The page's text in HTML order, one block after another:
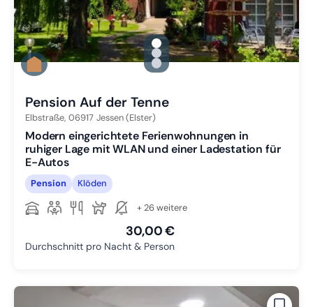
gallery.slide_selector
Zu Slide 1 wechseln
Zu Slide 2 wechseln
Zu Slide 3 wechseln
Pension Auf der Tenne
Elbstraße, 06917 Jessen (Elster)
Modern eingerichtete Ferienwohnungen in
ruhiger Lage mit WLAN und einer Ladestation für
E-Autos
Pension Klöden
+ 26 weitere
30,00 €
Durchschnitt pro Nacht & Person